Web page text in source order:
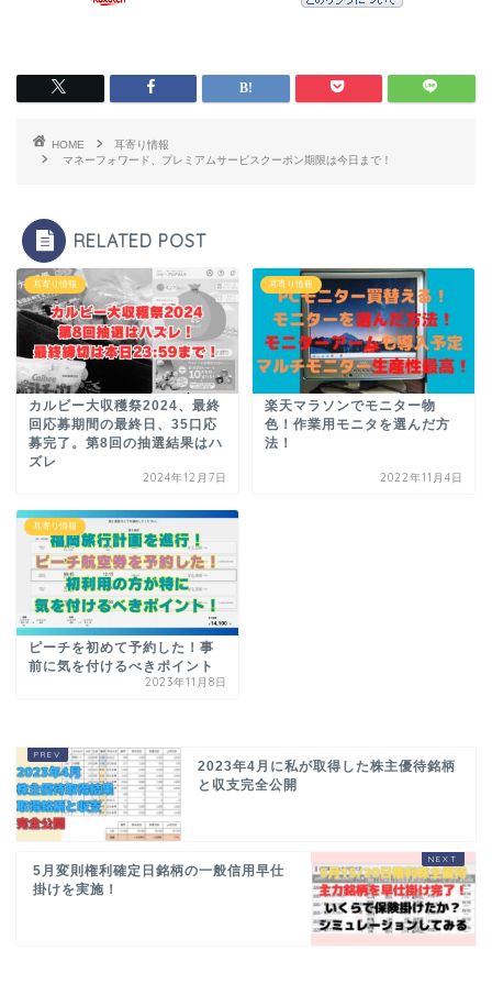
HOME
耳寄り情報
マネーフォワード、プレミアムサービスクーポン期限は今日まで！
RELATED POST
耳寄り情報
カルビー大収穫祭2024、最終
回応募期間の最終日、35口応
募完了。第8回の抽選結果はハ
ズレ
2024年12月7日
耳寄り情報
楽天マラソンでモニター物
色！作業用モニタを選んだ方
法！
2022年11月4日
耳寄り情報
ピーチを初めて予約した！事
前に気を付けるべきポイント
2023年11月8日
2023年4月に私が取得した株主優待銘柄
と収支完全公開
5月変則権利確定日銘柄の一般信用早仕
掛けを実施！